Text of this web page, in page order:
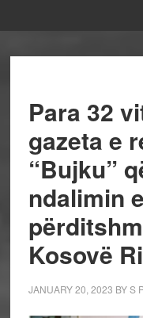
Para 32
gazeta e
“Bujku”
ndalimin
Kosovë
JANUARY 20, 2023 BYS